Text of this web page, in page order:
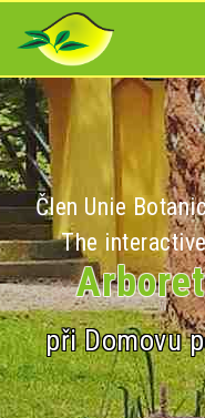
Člen Unie
The
při Domovu